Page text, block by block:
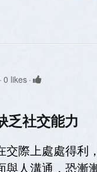
0 likes
乏社交能力
交際上處處得利
人溝通，恐漸